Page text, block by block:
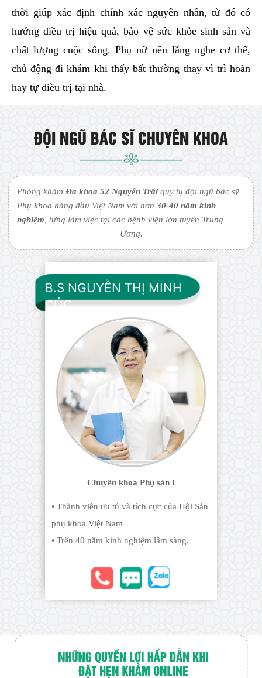
thời giúp xác định chính xác nguyên nhân, từ đó có
hướng điều trị hiệu quả, bảo vệ sức khỏe sinh sản và
chất lượng cuộc sống. Phụ nữ nên lắng nghe cơ thể,
chủ động đi khám khi thấy bất thường thay vì trì hoãn
hay tự điều trị tại nhà.
ĐỘI NGŨ BÁC SĨ CHUYÊN KHOA
Phòng khámĐa khoa 52 Nguyễn Trãi quy tụ đội ngũ bác sỹ
Phụ khoa hàng đầu Việt Nam với hơn30-40 năm kinh
nghiệm , từng làm việc tại các bệnh viện lớn tuyến Trung
Ương.
B.S NGUYỄN THỊ MINH
CÚC
Chuyên khoa Phụ sản I
• Thành viên ưu tú và tích cực của Hội Sản
phụ khoa Việt Nam
• Trên 40 năm kinh nghiệm lâm sàng.